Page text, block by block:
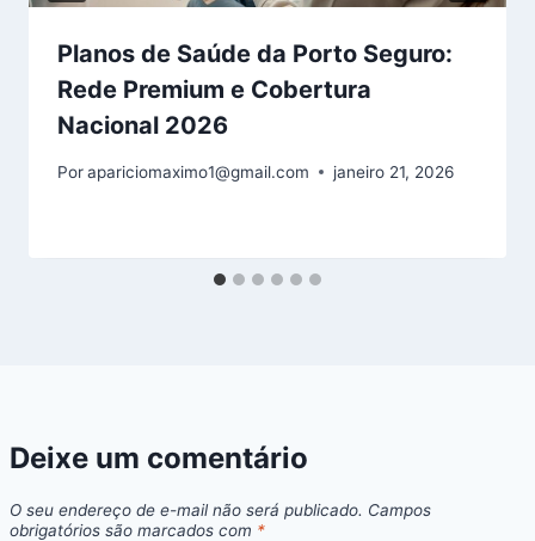
Planos de Saúde da Porto Seguro:
Rede Premium e Cobertura
Nacional 2026
Porapariciomaximo1@gmail.com janeiro 21, 2026
Deixe um comentário
O seu endereço de e-mail não será publicado. Campos
obrigatórios são marcados com *